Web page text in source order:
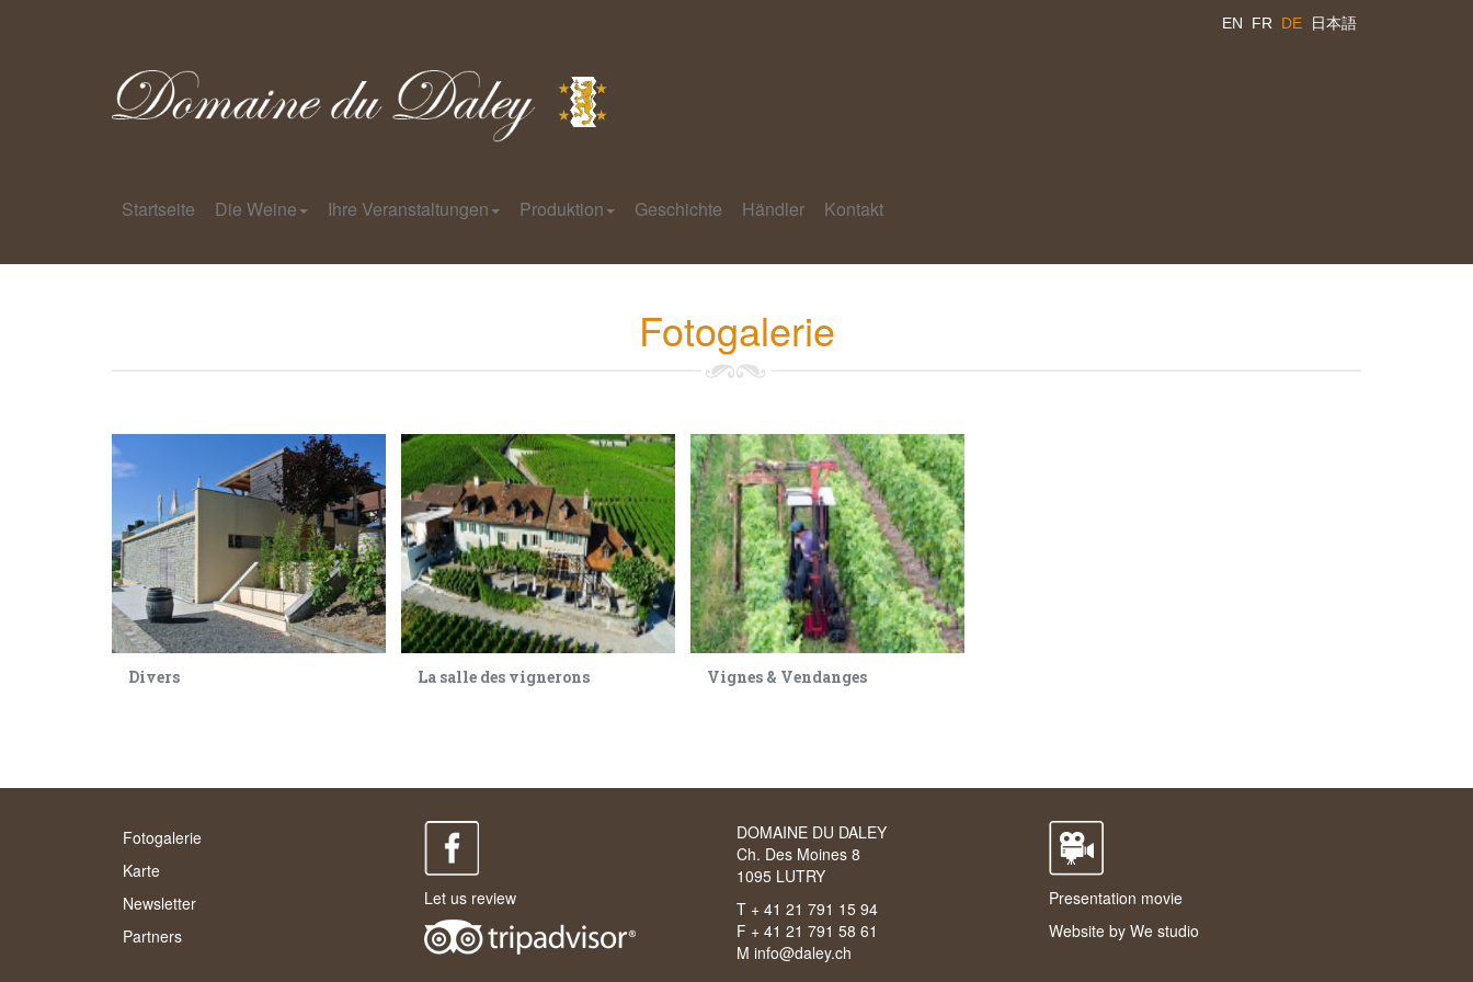
EN FR DE 日本語
Startseite Die Weine Ihre Veranstaltungen Produktion Geschichte Händler Kontakt
Fotogalerie
Divers La salle des vignerons Vignes & Vendanges
Fotogalerie
Karte
Newsletter
Partners
Let us review
DOMAINE DU DALEY
Ch. Des Moines 8
1095 LUTRY
T + 41 21 791 15 94
F + 41 21 791 58 61
M info@daley.ch
Presentation movie
Website by We studio